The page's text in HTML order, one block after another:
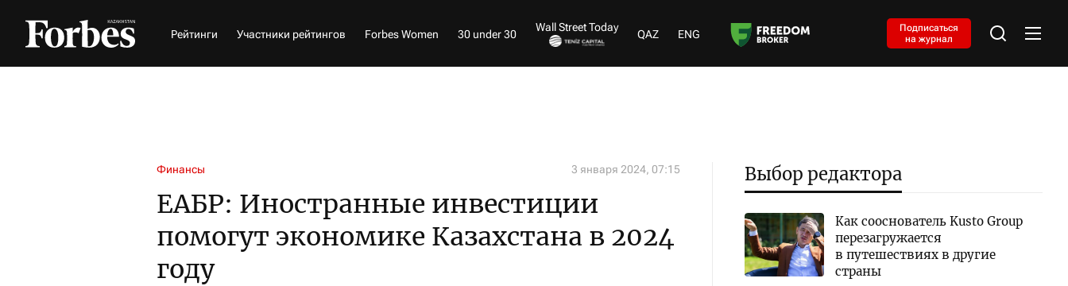
Рейтинги Участники рейтингов Forbes Women 30 under 30
Wall Street Today
QAZ ENG
Подписаться
на журнал
Финансы 3 января 2024, 07:15
ЕАБР: Иностранные инвестиции
помогут экономике Казахстана в 2024
году
Выбор редактора
Как сооснователь Kusto Group
перезагружается
в путешествиях в другие
страны